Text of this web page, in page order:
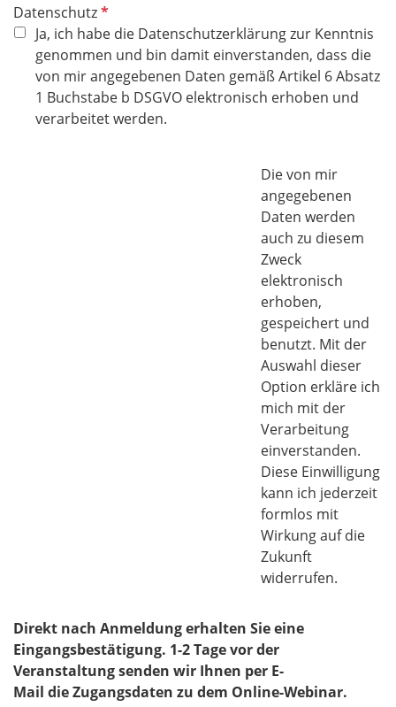
DatenschutzP
f
l
i
c
h
Ja, ich habe die Datenschutzerklärung zur Kenntnis
genommen und bin damit einverstanden, dass die
von mir angegebenen Daten gemäß Artikel 6 Absatz
1 Buchstabe b DSGVO elektronisch erhoben und
verarbeitet werden.
Die von mir
angegebenen
Daten werden
auch zu diesem
Zweck
elektronisch
erhoben,
gespeichert und
benutzt. ​​​Mit der
Auswahl dieser
Option erkläre ich
mich mit der
Verarbeitung
einverstanden.
Diese Einwilligung
kann ich jederzeit
formlos mit
Wirkung auf die
Zukunft
widerrufen.
Direkt nach Anmeldung erhalten Sie eine
Eingangsbestätigung. 1-2 Tage vor der
Veranstaltung senden wir Ihnen per E-
Mail die Zugangsdaten zu dem Online-Webinar.